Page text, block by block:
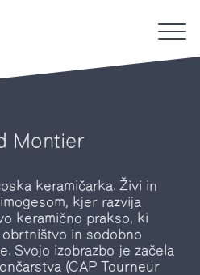
Montier
keramičarka. Živi in
kjer razvija
keramično prakso, ki
in sodobno
Svojo izobrazbo je začela
(CAP Tourneur